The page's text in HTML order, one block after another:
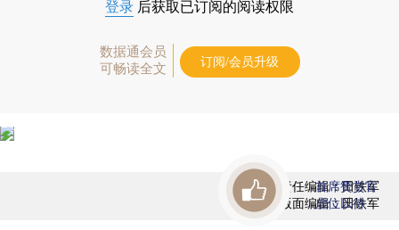
登录 后获取已订阅的阅读权限
数据通会员
可畅读全文
订阅/会员升级
责任编辑：田铁军
版面编辑：田铁军
首席赞赏官
虚位以待